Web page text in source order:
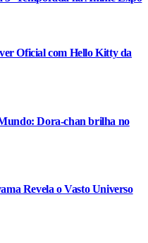
Oficial com Hello Kitty da
Dora-chan brilha no
Revela o Vasto Universo